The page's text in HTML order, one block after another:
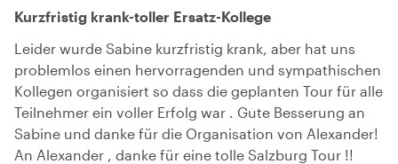
Kurzfristig krank-toller Ersatz-Kollege
Leider wurde Sabine kurzfristig krank, aber hat uns
problemlos einen hervorragenden und sympathischen
Kollegen organisiert so dass die geplanten Tour für alle
Teilnehmer ein voller Erfolg war . Gute Besserung an
Sabine und danke für die Organisation von Alexander!
An Alexander , danke für eine tolle Salzburg Tour !!